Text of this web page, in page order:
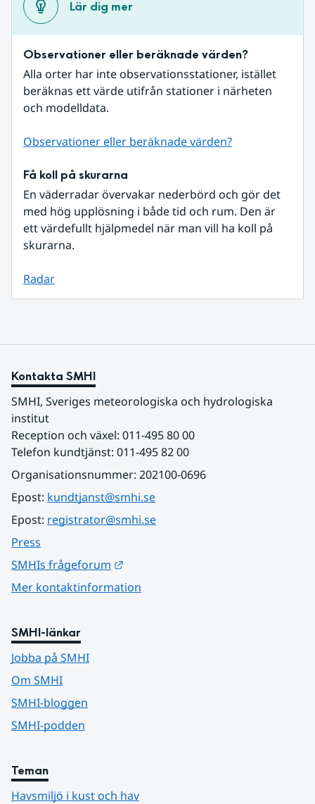
Lär dig mer
Observationer eller beräknade värden?
Alla orter har inte observationsstationer, istället
beräknas ett värde utifrån stationer i närheten
och modelldata.
Observationer eller beräknade värden?
Få koll på skurarna
En väderradar övervakar nederbörd och gör det
med hög upplösning i både tid och rum. Den är
ett värdefullt hjälpmedel när man vill ha koll på
skurarna.
Radar
Kontakta SMHI
SMHI, Sveriges meteorologiska och hydrologiska
institut
Reception och växel: 011-495 80 00
Telefon kundtjänst: 011-495 82 00
Organisationsnummer: 202100-0696
Epost: kundtjanst@smhi.se
Epost: registrator@smhi.se
Press
SMHIs frågeforum
Mer kontaktinformation
SMHI-länkar
Jobba på SMHI
Om SMHI
SMHI-bloggen
SMHI-podden
Teman
Havsmiljö i kust och hav